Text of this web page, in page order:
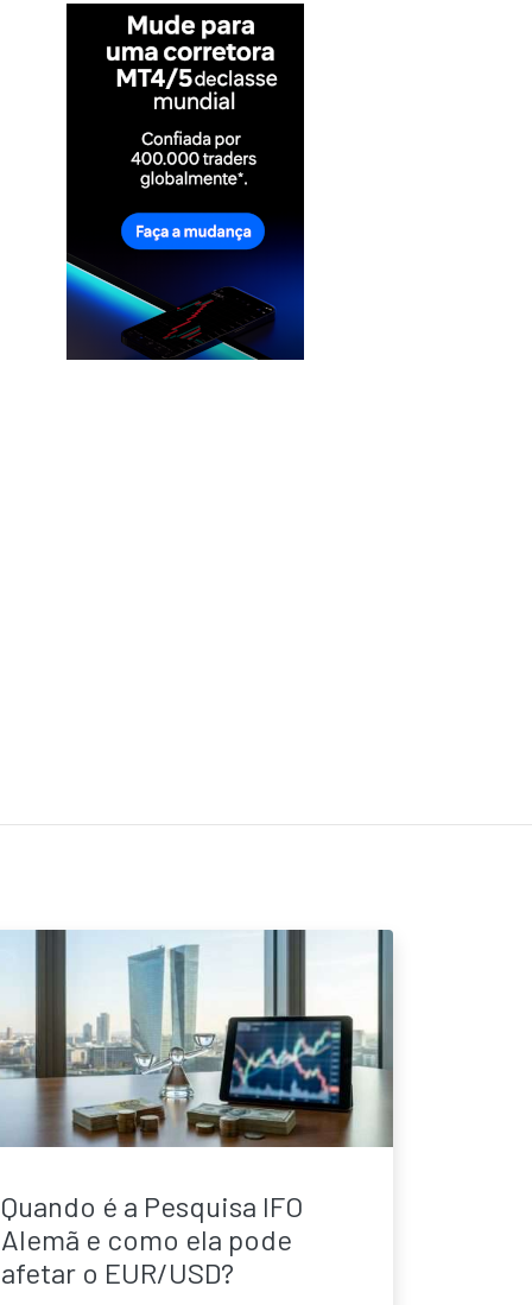
Quando é a Pesquisa IFO
Alemã e como ela pode
afetar o EUR/USD?